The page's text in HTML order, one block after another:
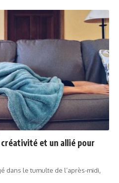
et un allié pour
dans le tumulte de l’après-midi,